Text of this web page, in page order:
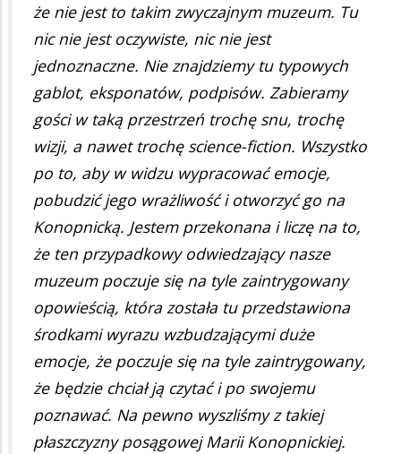
że nie jest to takim zwyczajnym muzeum. Tu
nic nie jest oczywiste, nic nie jest
jednoznaczne. Nie znajdziemy tu typowych
gablot, eksponatów, podpisów. Zabieramy
gości w taką przestrzeń trochę snu, trochę
wizji, a nawet trochę science-fiction. Wszystko
po to, aby w widzu wypracować emocje,
pobudzić jego wrażliwość i otworzyć go na
Konopnicką. Jestem przekonana i liczę na to,
że ten przypadkowy odwiedzający nasze
muzeum poczuje się na tyle zaintrygowany
opowieścią, która została tu przedstawiona
środkami wyrazu wzbudzającymi duże
emocje, że poczuje się na tyle zaintrygowany,
że będzie chciał ją czytać i po swojemu
poznawać. Na pewno wyszliśmy z takiej
płaszczyzny posągowej Marii Konopnickiej.